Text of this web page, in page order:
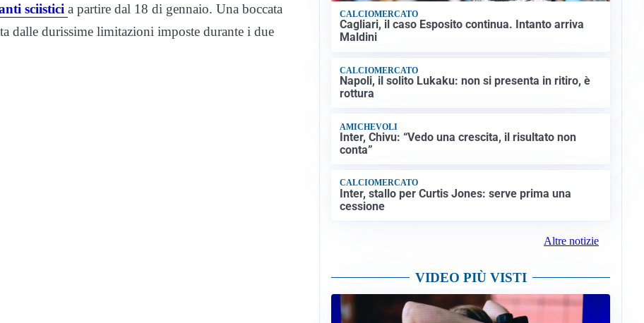
sciistici a partire dal 18 di gennaio. Una boccata
dalle durissime limitazioni imposte durante i due
CALCIOMERCATO
Cagliari, il caso Esposito continua. Intanto arriva
Maldini
CALCIOMERCATO
Napoli, il solito Lukaku: non si presenta in ritiro, è
rottura
AMICHEVOLI
Inter, Chivu: “Vedo una crescita, il risultato non
conta”
CALCIOMERCATO
Inter, stallo per Curtis Jones: serve prima una
cessione
Altre notizie
VIDEO PIÙ VISTI